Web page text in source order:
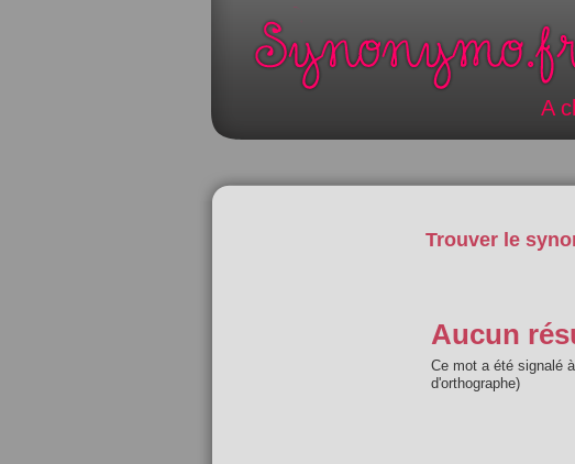
A
Trouver le
Aucun
Ce mot a été signalé
d'orthographe)